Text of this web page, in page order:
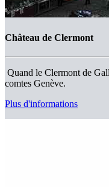
Château de Clermont
Quand le Clermont de
comtes Genève.
Plus d'informations